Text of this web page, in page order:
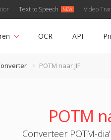
Text to Speech Video
OCR API
POTM naar JIF
POTM
Converteer POTM-